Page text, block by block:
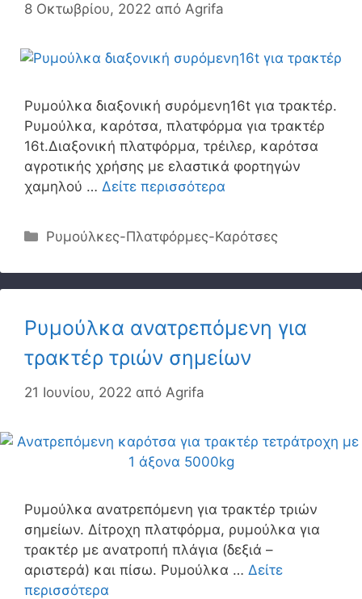
8 Οκτωβρίου, 2022 από Agrifa
Ρυμούλκα διαξονική συρόμενη16t για τρακτέρ.
Ρυμούλκα, καρότσα, πλατφόρμα για τρακτέρ
16t.Διαξονική πλατφόρμα, τρέιλερ, καρότσα
αγροτικής χρήσης με ελαστικά φορτηγών
χαμηλού … Δείτε περισσότερα
Κατηγορίες
Ρυμούλκες-Πλατφόρμες-Καρότσες
Ρυμούλκα ανατρεπόμενη για
τρακτέρ τριών σημείων
21 Ιουνίου, 2022 από Agrifa
Ρυμούλκα ανατρεπόμενη για τρακτέρ τριών
σημείων. Δίτροχη πλατφόρμα, ρυμούλκα για
τρακτέρ με ανατροπή πλάγια (δεξιά –
αριστερά) και πίσω. Ρυμούλκα … Δείτε
περισσότερα